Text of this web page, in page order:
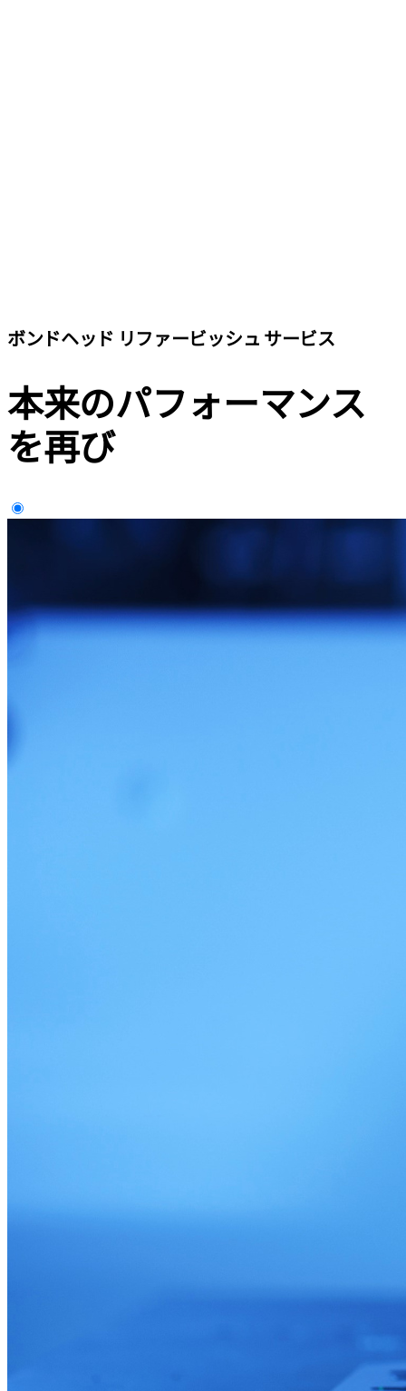
ボンドヘッド リファービッシュ サービス
本来のパフォーマンス
を再び